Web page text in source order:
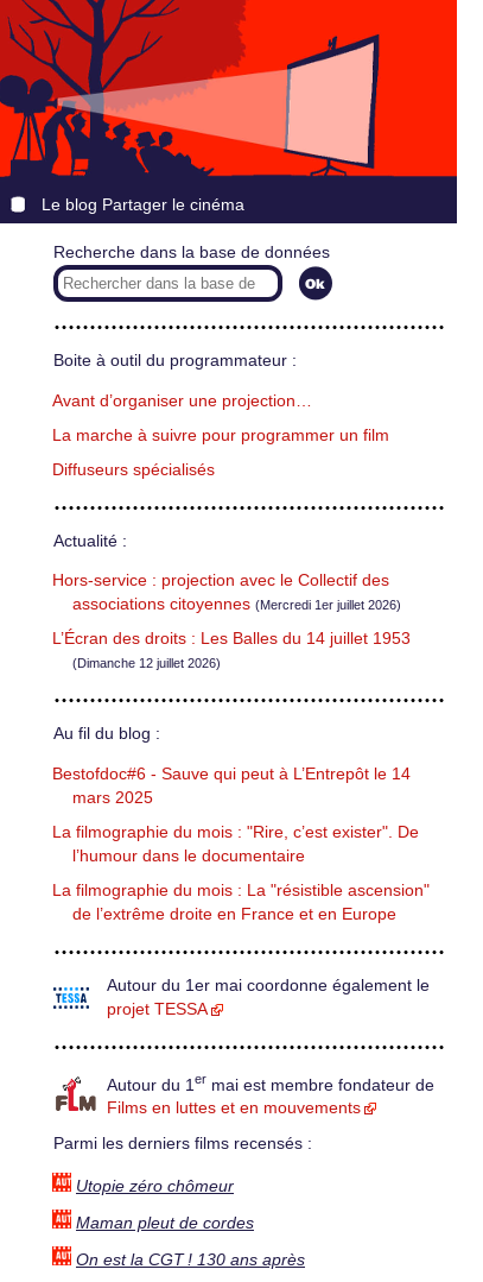
Le blog Partager le cinéma
Recherche dans la base de données
Boite à outil du programmateur :
Avant d’organiser une projection…
La marche à suivre pour programmer un film
Diffuseurs spécialisés
Actualité :
Hors-service : projection avec le Collectif des
associations citoyennes (Mercredi 1er juillet 2026)
L’Écran des droits : Les Balles du 14 juillet 1953
(Dimanche 12 juillet 2026)
Au fil du blog :
Bestofdoc#6 - Sauve qui peut à L’Entrepôt le 14
mars 2025
La filmographie du mois : "Rire, c’est exister". De
l’humour dans le documentaire
La filmographie du mois : La "résistible ascension"
de l’extrême droite en France et en Europe
Autour du 1er mai coordonne également le
projet TESSA
Autour du 1 er mai est membre fondateur de
Films en luttes et en mouvements
Parmi les derniers films recensés :
Utopie zéro chômeur
Maman pleut de cordes
On est la CGT ! 130 ans après